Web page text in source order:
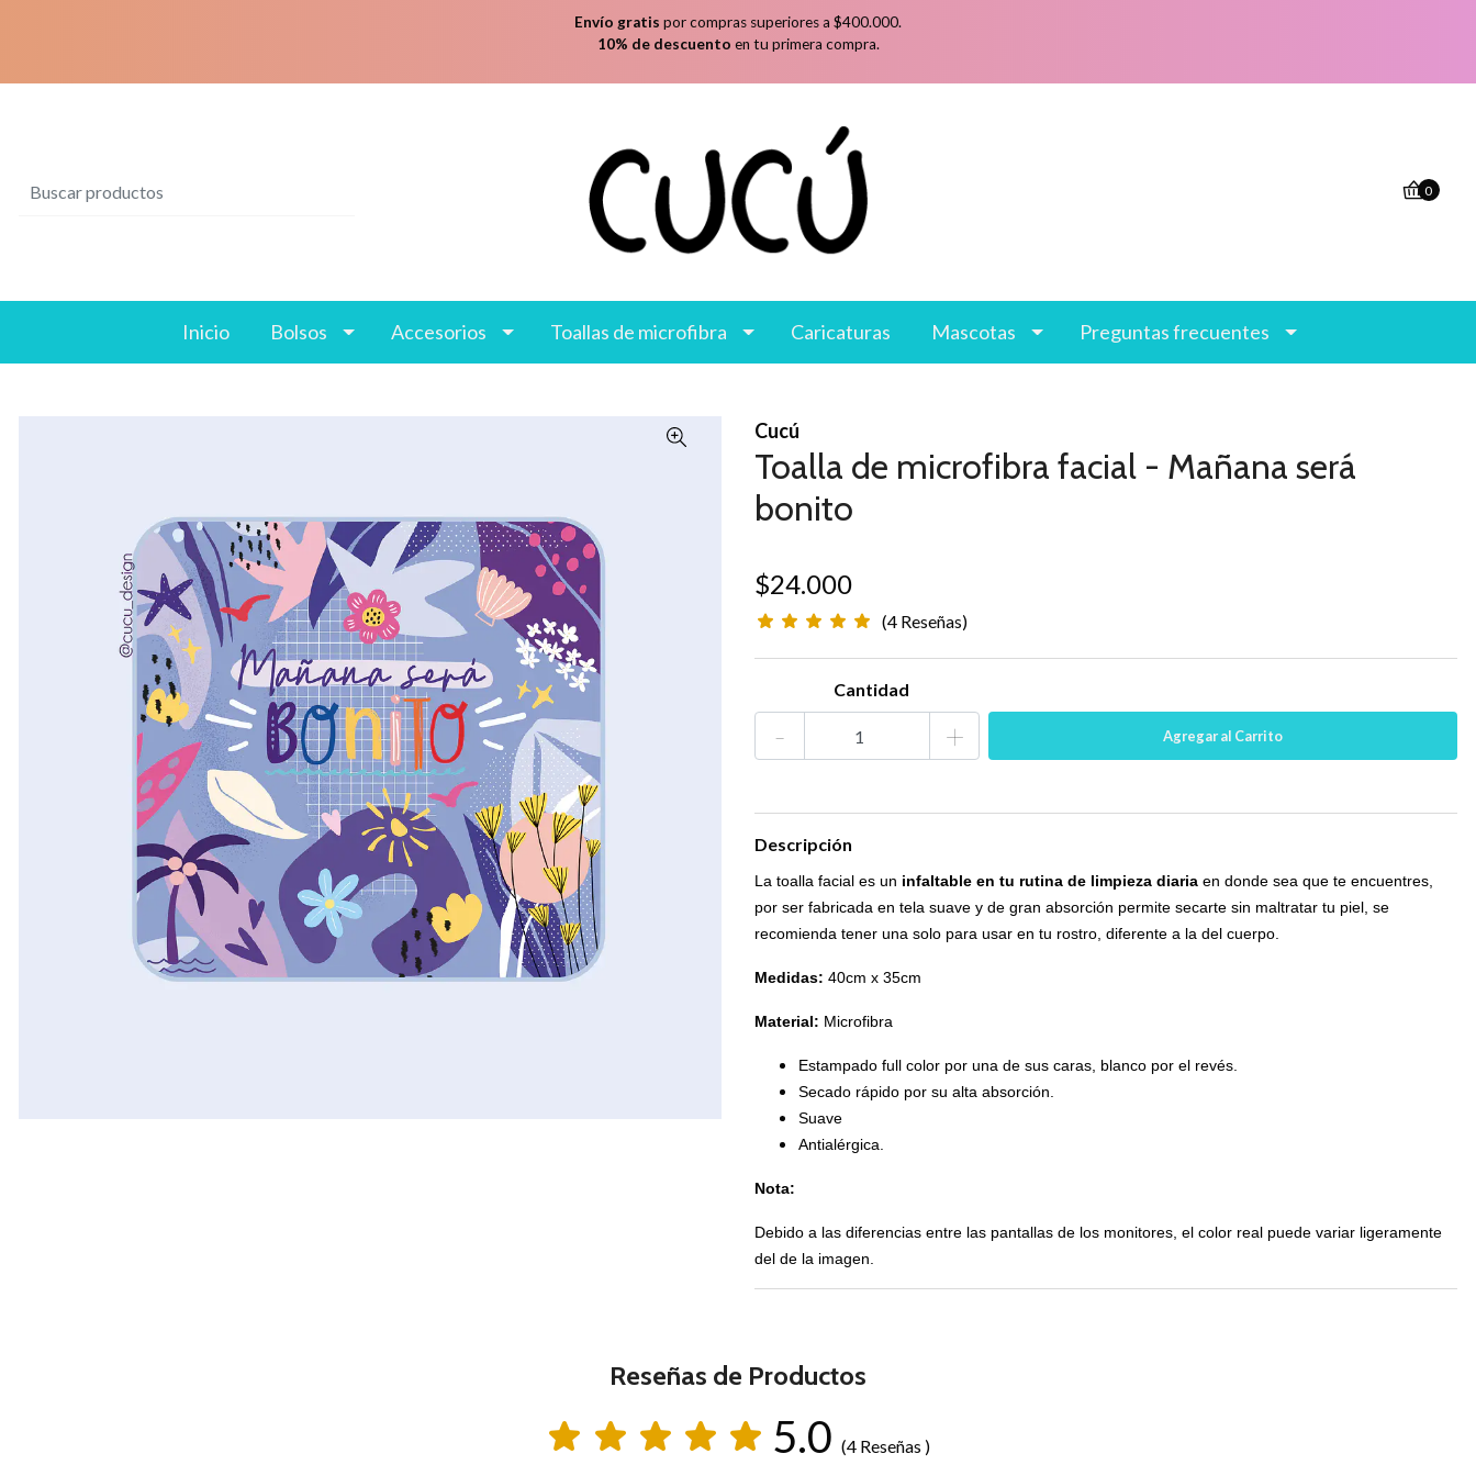
Envío gratis por compras superiores a $400.000.
10% de descuento en tu primera compra.
0
Inicio Bolsos Accesorios Toallas de microfibra Caricaturas Mascotas Preguntas frecuentes
Cucú
Toalla de microfibra facial - Mañana será
bonito
$24.000
(4 Reseñas)
Cantidad
- +
Descripción
La toalla facial es un infaltable en tu rutina de limpieza diaria en donde sea que te encuentres,
por ser fabricada en tela suave y de gran absorción permite secarte sin maltratar tu piel, se
recomienda tener una solo para usar en tu rostro, diferente a la del cuerpo.
Medidas: 40cm x 35cm
Material: Microfibra
Estampado full color por una de sus caras, blanco por el revés.
Secado rápido por su alta absorción.
Suave
Antialérgica.
Nota:
Debido a las diferencias entre las pantallas de los monitores, el color real puede variar ligeramente
del de la imagen.
Reseñas de Productos
5.0(4 Reseñas )